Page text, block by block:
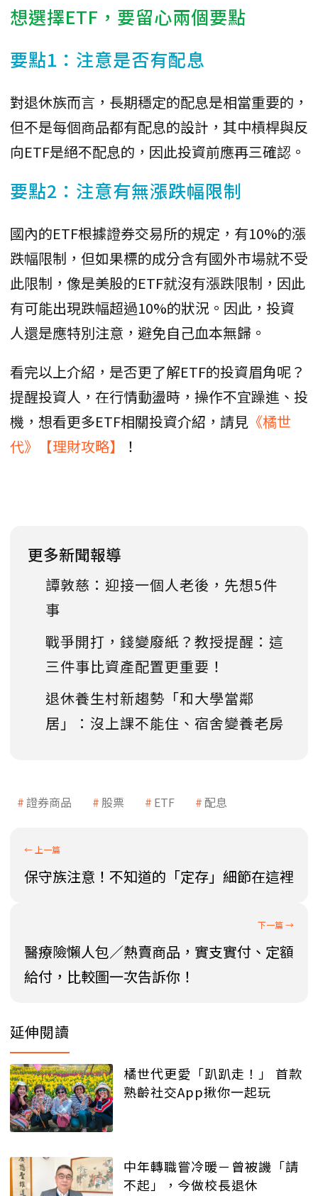
想選擇ETF，要留心兩個要點
要點1：注意是否有配息
對退休族而言，長期穩定的配息是相當重要的，
但不是每個商品都有配息的設計，其中槓桿與反
向ETF是絕不配息的，因此投資前應再三確認。
要點2：注意有無漲跌幅限制
國內的ETF根據證券交易所的規定，有10%的漲
跌幅限制，但如果標的成分含有國外市場就不受
此限制，像是美股的ETF就沒有漲跌限制，因此
有可能出現跌幅超過10%的狀況。因此，投資
人還是應特別注意，避免自己血本無歸。
看完以上介紹，是否更了解ETF的投資眉角呢？
提醒投資人，在行情動盪時，操作不宜躁進、投
機，想看更多ETF相關投資介紹，請見 《橘世
代》【理財攻略】
！
更多新聞報導
譚敦慈：迎接一個人老後，先想5件
事
戰爭開打，錢變廢紙？教授提醒：這
三件事比資產配置更重要！
退休養生村新趨勢「和大學當鄰
居」：沒上課不能住、宿舍變養老房
證券商品 股票 ETF 配息
保守族注意！不知道的「定存」細節在這裡
醫療險懶人包／熱賣商品，實支實付、定額
給付，比較圖一次告訴你！
延伸閱讀
橘世代更愛「趴趴走！」 首款
熟齡社交App揪你一起玩
中年轉職嘗冷暖－曾被譏「請
不起」，今做校長退休